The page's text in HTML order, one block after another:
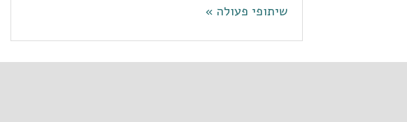
שיתופי פעולה »